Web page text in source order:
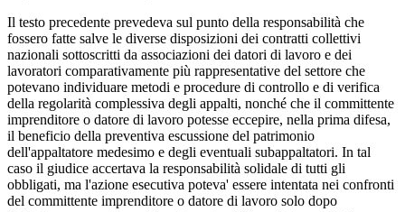
Il testo precedente prevedeva sul punto della responsabilità che
fossero fatte salve le diverse disposizioni dei contratti collettivi
nazionali sottoscritti da associazioni dei datori di lavoro e dei
lavoratori comparativamente più rappresentative del settore che
potevano individuare metodi e procedure di controllo e di verifica
della regolarità complessiva degli appalti, nonché che il committente
imprenditore o datore di lavoro potesse eccepire, nella prima difesa,
il beneficio della preventiva escussione del patrimonio
dell'appaltatore medesimo e degli eventuali subappaltatori. In tal
caso il giudice accertava la responsabilità solidale di tutti gli
obbligati, ma l'azione esecutiva poteva' essere intentata nei confronti
del committente imprenditore o datore di lavoro solo dopo